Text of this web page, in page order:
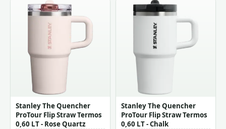
Stanley The Quencher
ProTour Flip Straw Termos
0,60 LT - Rose Quartz
Stanley The Quencher
ProTour Flip Straw Termos
0,60 LT - Chalk